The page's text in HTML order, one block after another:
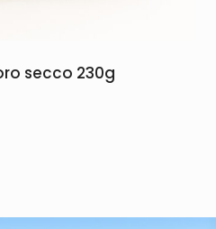
secco 230g